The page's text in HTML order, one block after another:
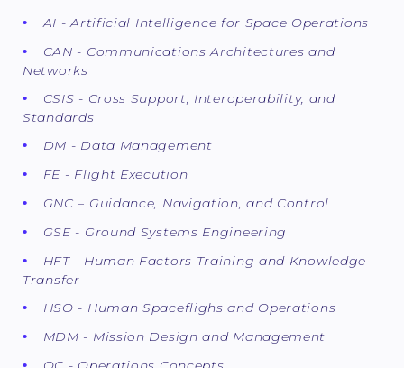
AI - Artificial Intelligence for Space Operations
CAN - Communications Architectures and
Networks
CSIS - Cross Support, Interoperability, and
Standards
DM - Data Management
FE - Flight Execution
GNC – Guidance, Navigation, and Control
GSE - Ground Systems Engineering
HFT - Human Factors Training and Knowledge
Transfer
HSO - Human Spaceflighs and Operations
MDM - Mission Design and Management